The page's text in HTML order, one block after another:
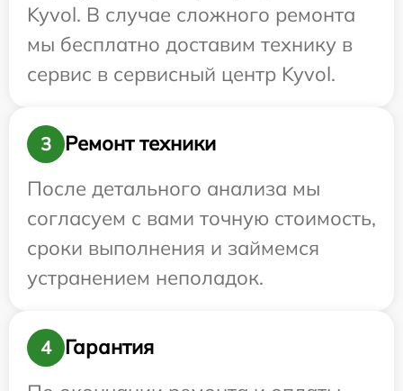
Kyvol. В случае сложного ремонта
мы бесплатно доставим технику в
сервис в сервисный центр Kyvol.
3
Ремонт техники
После детального анализа мы
согласуем с вами точную стоимость,
сроки выполнения и займемся
устранением неполадок.
4
Гарантия